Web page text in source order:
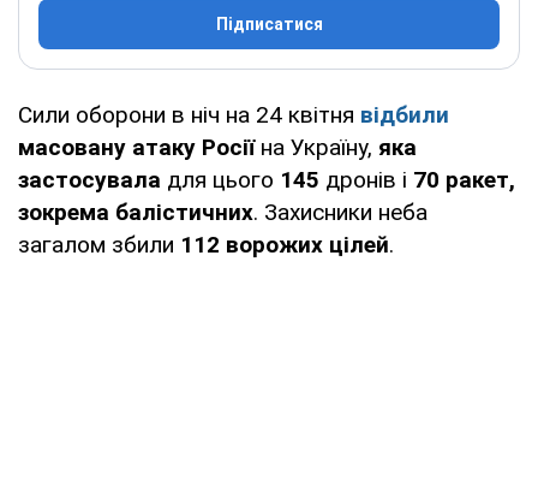
Підписатися
Сили оборони в ніч на 24 квітня відбили
масовану атаку Росії на Україну, яка
застосувала для цього 145 дронів і 70 ракет,
зокрема балістичних. Захисники неба
загалом збили 112 ворожих цілей.